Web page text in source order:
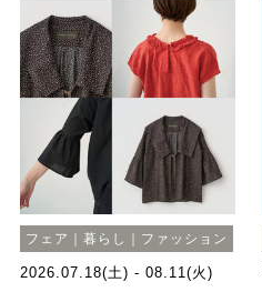
フェア｜暮らし｜ファッション
2026.07.18(土) - 08.11(火)